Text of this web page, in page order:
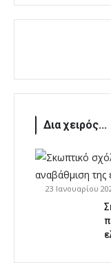
Δια χειρός...
23 Ιανουαρίου